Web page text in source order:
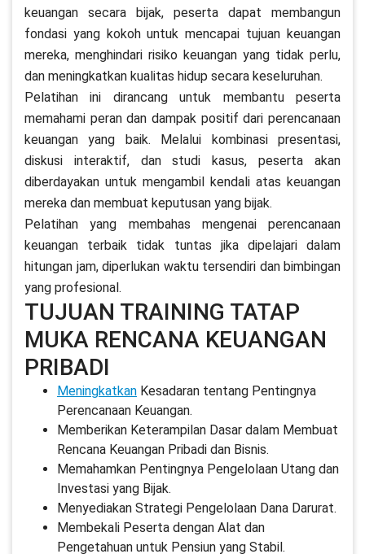
keuangan secara bijak, peserta dapat membangun
fondasi yang kokoh untuk mencapai tujuan keuangan
mereka, menghindari risiko keuangan yang tidak perlu,
dan meningkatkan kualitas hidup secara keseluruhan.
Pelatihan ini dirancang untuk membantu peserta
memahami peran dan dampak positif dari perencanaan
keuangan yang baik. Melalui kombinasi presentasi,
diskusi interaktif, dan studi kasus, peserta akan
diberdayakan untuk mengambil kendali atas keuangan
mereka dan membuat keputusan yang bijak.
Pelatihan yang membahas mengenai perencanaan
keuangan terbaik tidak tuntas jika dipelajari dalam
hitungan jam, diperlukan waktu tersendiri dan bimbingan
yang profesional.
TUJUAN TRAINING TATAP
MUKA RENCANA KEUANGAN
PRIBADI
Meningkatkan Kesadaran tentang Pentingnya
Perencanaan Keuangan.
Memberikan Keterampilan Dasar dalam Membuat
Rencana Keuangan Pribadi dan Bisnis.
Memahamkan Pentingnya Pengelolaan Utang dan
Investasi yang Bijak.
Menyediakan Strategi Pengelolaan Dana Darurat.
Membekali Peserta dengan Alat dan
Pengetahuan untuk Pensiun yang Stabil.